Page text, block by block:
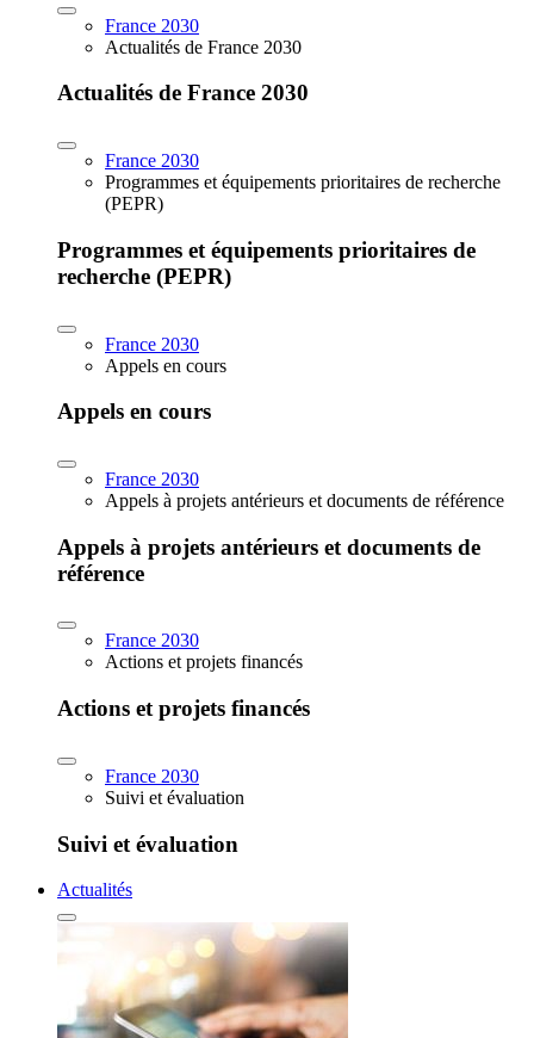
France 2030
Actualités de France 2030
Actualités de France 2030
France 2030
Programmes et équipements prioritaires de recherche
(PEPR)
Programmes et équipements prioritaires de
recherche (PEPR)
France 2030
Appels en cours
Appels en cours
France 2030
Appels à projets antérieurs et documents de référence
Appels à projets antérieurs et documents de
référence
France 2030
Actions et projets financés
Actions et projets financés
France 2030
Suivi et évaluation
Suivi et évaluation
Actualités